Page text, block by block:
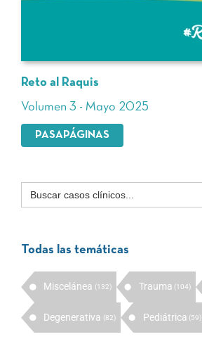
Reto al Raquis
Volumen 3 - Mayo 2025
PASAPÁGINAS
Buscar:
Todas las temáticas
Miscelánea (132) Trauma (104)
Degenerativa (82) Pediátrica (59)